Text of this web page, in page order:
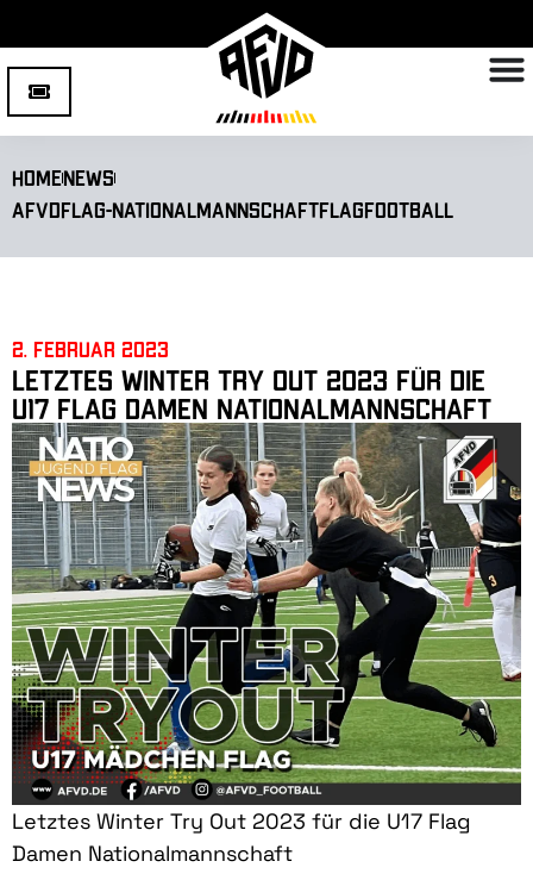
HomeNews
AFVDFlag-NationalmannschaftFlagfootball
2. Februar 2023
Letztes Winter Try Out 2023 für die
U17 Flag Damen Nationalmannschaft
Letztes Winter Try Out 2023 für die U17 Flag
Damen Nationalmannschaft